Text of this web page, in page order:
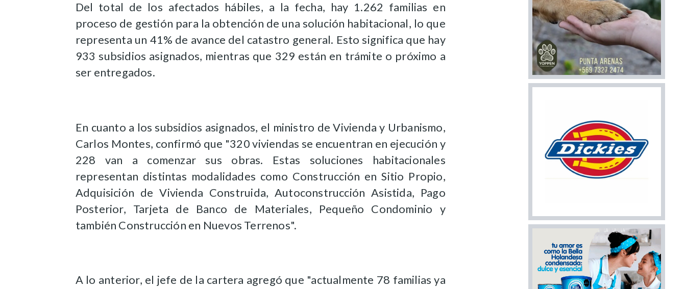
Del total de los afectados hábiles, a la fecha, hay 1.262 familias en
proceso de gestión para la obtención de una solución habitacional, lo que
representa un 41% de avance del catastro general. Esto significa que hay
933 subsidios asignados, mientras que 329 están en trámite o próximo a
ser entregados.
En cuanto a los subsidios asignados, el ministro de Vivienda y Urbanismo,
Carlos Montes, confirmó que "320 viviendas se encuentran en ejecución y
228 van a comenzar sus obras. Estas soluciones habitacionales
representan distintas modalidades como Construcción en Sitio Propio,
Adquisición de Vivienda Construida, Autoconstrucción Asistida, Pago
Posterior, Tarjeta de Banco de Materiales, Pequeño Condominio y
también Construcción en Nuevos Terrenos".
A lo anterior, el jefe de la cartera agregó que "actualmente 78 familias ya